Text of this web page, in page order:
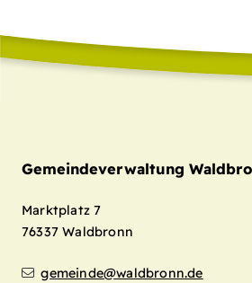
Gemeindeverwaltung
Marktplatz 7
76337 Waldbronn
gemeinde@waldbronn.de